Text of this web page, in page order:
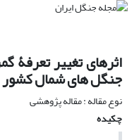
اثرهای تغییر تعرفۀ
جنگل های شمال کشور
نوع مقاله : مقاله پژوهشی
چکیده